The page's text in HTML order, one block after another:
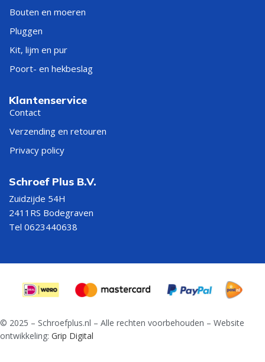
Bouten en moeren
Pluggen
Kit, lijm en pur
Poort- en hekbeslag
Klantenservice
Contact
Verzending en retouren
Privacy policy
Schroef Plus B.V.
Zuidzijde 54H
2411RS Bodegraven
Tel 0623440638
© 2025 – Schroefplus.nl – Alle rechten voorbehouden – Website
ontwikkeling: Grip Digital